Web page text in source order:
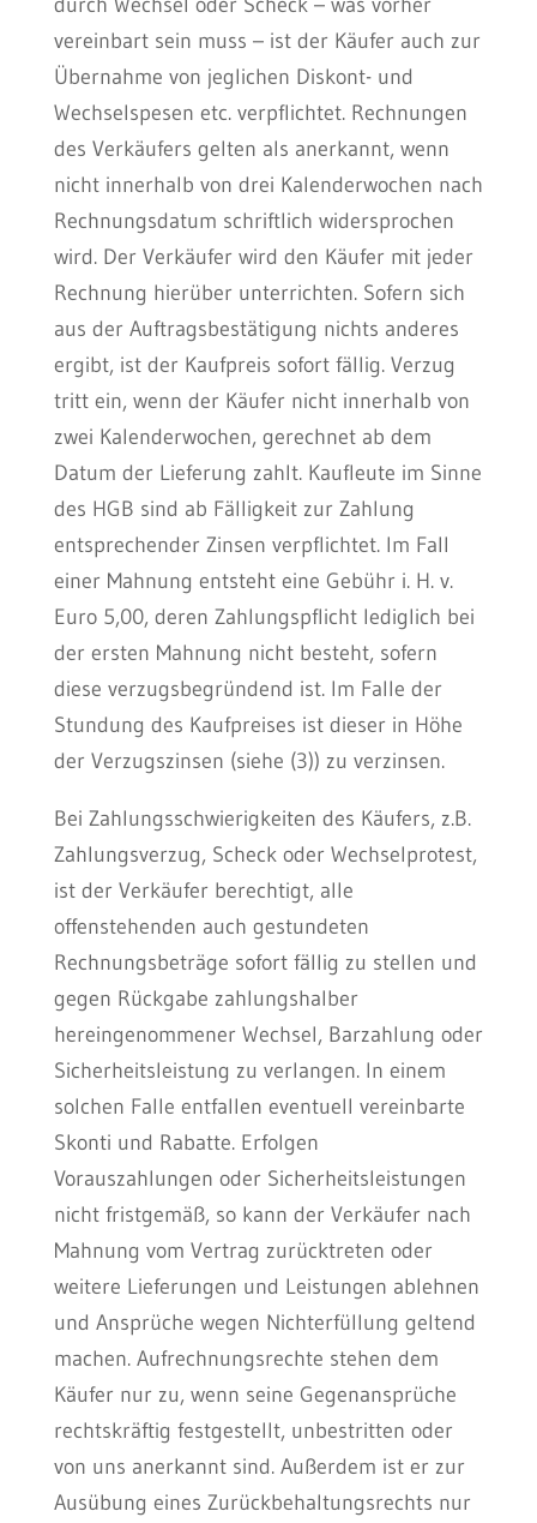
vereinbart sein muss – ist der Käufer auch zur
Übernahme von jeglichen Diskont- und
Wechselspesen etc. verpflichtet. Rechnungen
des Verkäufers gelten als anerkannt, wenn
nicht innerhalb von drei Kalenderwochen nach
Rechnungsdatum schriftlich widersprochen
wird. Der Verkäufer wird den Käufer mit jeder
Rechnung hierüber unterrichten. Sofern sich
aus der Auftragsbestätigung nichts anderes
ergibt, ist der Kaufpreis sofort fällig. Verzug
tritt ein, wenn der Käufer nicht innerhalb von
zwei Kalenderwochen, gerechnet ab dem
Datum der Lieferung zahlt. Kaufleute im Sinne
des HGB sind ab Fälligkeit zur Zahlung
entsprechender Zinsen verpflichtet. Im Fall
einer Mahnung entsteht eine Gebühr i. H. v.
Euro 5,00, deren Zahlungspflicht lediglich bei
der ersten Mahnung nicht besteht, sofern
diese verzugsbegründend ist. Im Falle der
Stundung des Kaufpreises ist dieser in Höhe
der Verzugszinsen (siehe (3)) zu verzinsen.
Bei Zahlungsschwierigkeiten des Käufers, z.B.
Zahlungsverzug, Scheck oder Wechselprotest,
ist der Verkäufer berechtigt, alle
offenstehenden auch gestundeten
Rechnungsbeträge sofort fällig zu stellen und
gegen Rückgabe zahlungshalber
hereingenommener Wechsel, Barzahlung oder
Sicherheitsleistung zu verlangen. In einem
solchen Falle entfallen eventuell vereinbarte
Skonti und Rabatte. Erfolgen
Vorauszahlungen oder Sicherheitsleistungen
nicht fristgemäß, so kann der Verkäufer nach
Mahnung vom Vertrag zurücktreten oder
weitere Lieferungen und Leistungen ablehnen
und Ansprüche wegen Nichterfüllung geltend
machen. Aufrechnungsrechte stehen dem
Käufer nur zu, wenn seine Gegenansprüche
rechtskräftig festgestellt, unbestritten oder
von uns anerkannt sind. Außerdem ist er zur
Ausübung eines Zurückbehaltungsrechts nur